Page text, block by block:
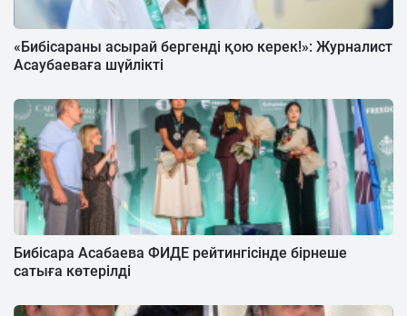
«Бибісараны асырай бергенді қою керек!»: Журналист
Асаубаеваға шүйлікті
Бибісара Асабаева ФИДЕ рейтингісінде бірнеше
сатыға көтерілді